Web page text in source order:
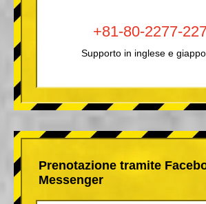
+81-80-2277-
Supporto in inglese e
Prenotazione tramite
Messenger